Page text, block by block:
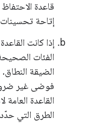
قاعدة
إتاحة تحسينات R8 لبقية الحزمة بأمان.
إذا كانت
الفئات
الضيقة
فوضى غير
القاعدة
الطرق التي